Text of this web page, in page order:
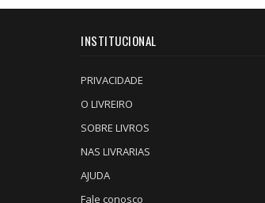
INSTITUCIONAL
PRIVACIDADE
O LIVREIRO
SOBRE LIVROS
NAS LIVRARIAS
AJUDA
Fale conosco